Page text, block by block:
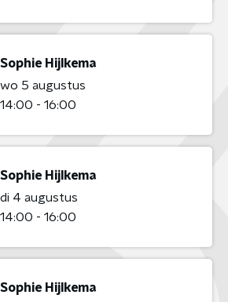
Sophie Hijlkema
wo 5 augustus
14:00 - 16:00
Sophie Hijlkema
di 4 augustus
14:00 - 16:00
Sophie Hijlkema